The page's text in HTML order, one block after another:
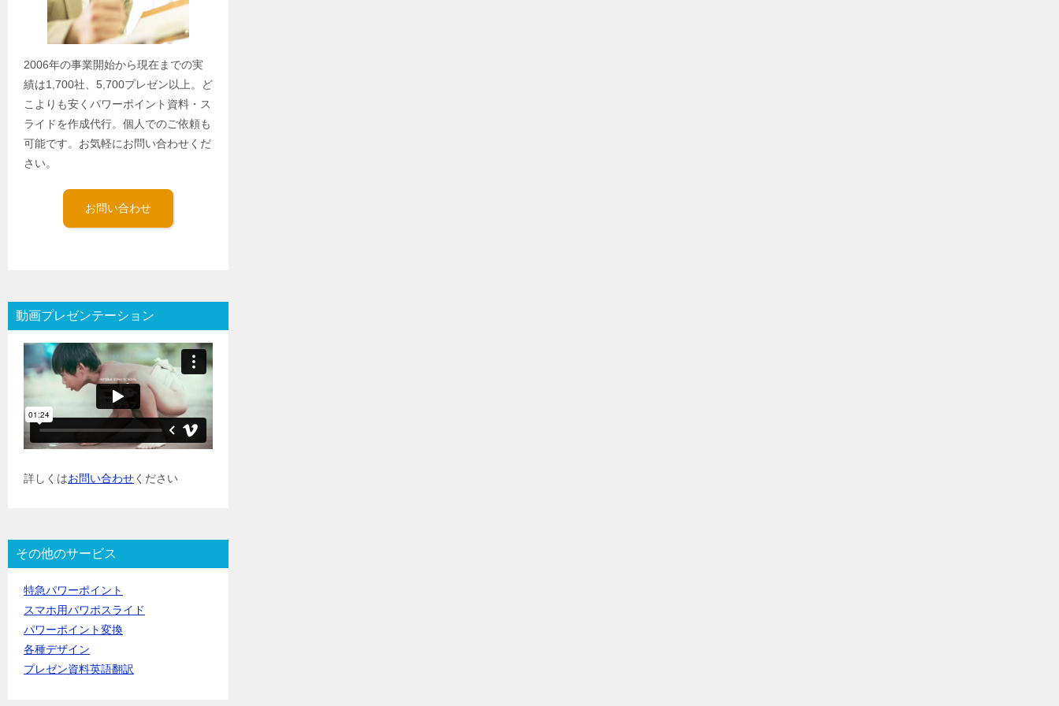
2006年の事業開始から現在までの実
績は1,700社、5,700プレゼン以上。ど
こよりも安くパワーポイント資料・ス
ライドを作成代行。個人でのご依頼も
可能です。お気軽にお問い合わせくだ
さい。
お問い合わせ
動画プレゼンテーション
詳しくはお問い合わせください
その他のサービス
特急パワーポイント
スマホ用パワポスライド
パワーポイント変換
各種デザイン
プレゼン資料英語翻訳